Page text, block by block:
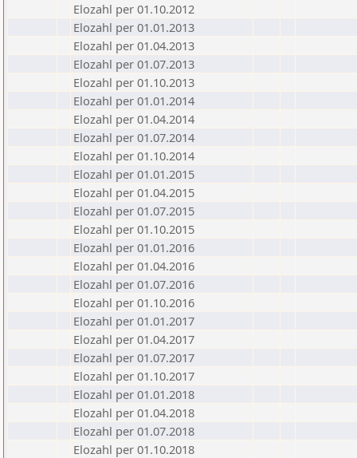
Elozahl per 01.10.2012
Elozahl per 01.01.2013
Elozahl per 01.04.2013
Elozahl per 01.07.2013
Elozahl per 01.10.2013
Elozahl per 01.01.2014
Elozahl per 01.04.2014
Elozahl per 01.07.2014
Elozahl per 01.10.2014
Elozahl per 01.01.2015
Elozahl per 01.04.2015
Elozahl per 01.07.2015
Elozahl per 01.10.2015
Elozahl per 01.01.2016
Elozahl per 01.04.2016
Elozahl per 01.07.2016
Elozahl per 01.10.2016
Elozahl per 01.01.2017
Elozahl per 01.04.2017
Elozahl per 01.07.2017
Elozahl per 01.10.2017
Elozahl per 01.01.2018
Elozahl per 01.04.2018
Elozahl per 01.07.2018
Elozahl per 01.10.2018